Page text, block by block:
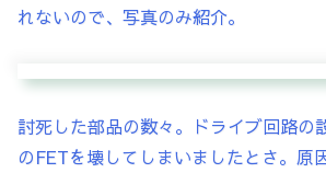
れないので、写真のみ紹介。
討死した部品の数々。ドライブ回路の
のFETを壊してしまいましたとさ。原